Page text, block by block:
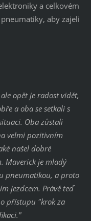
a celkovém
aby zajeli
opět je radost vidět,
a oba se setkali s
Oba zůstali
velmi pozitivním
našel dobré
Maverick je mladý
pneumatikou, a proto
jezdcem. Právě teď
přístupu "krok za